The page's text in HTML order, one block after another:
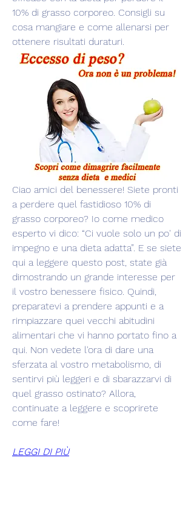
10% di grasso corporeo. Consigli su
cosa mangiare e come allenarsi per
ottenere risultati duraturi.
Ciao amici del benessere! Siete pronti
a perdere quel fastidioso 10% di
grasso corporeo? Io come medico
esperto vi dico: “Ci vuole solo un po' di
impegno e una dieta adatta”. E se siete
qui a leggere questo post, state già
dimostrando un grande interesse per
il vostro benessere fisico. Quindi,
preparatevi a prendere appunti e a
rimpiazzare quei vecchi abitudini
alimentari che vi hanno portato fino a
qui. Non vedete l'ora di dare una
sferzata al vostro metabolismo, di
sentirvi più leggeri e di sbarazzarvi di
quel grasso ostinato? Allora,
continuate a leggere e scoprirete
come fare!
LEGGI DI PIÙ